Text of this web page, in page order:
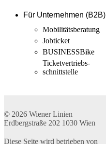
Für Unternehmen (B2B)
Mobilitäts­beratung
Jobticket
BUSINESSBike
Ticketvertriebs­
schnittstelle
© 2026 Wiener Linien
Erdbergstraße 202 1030 Wien
Diese Seite wird betrieben von